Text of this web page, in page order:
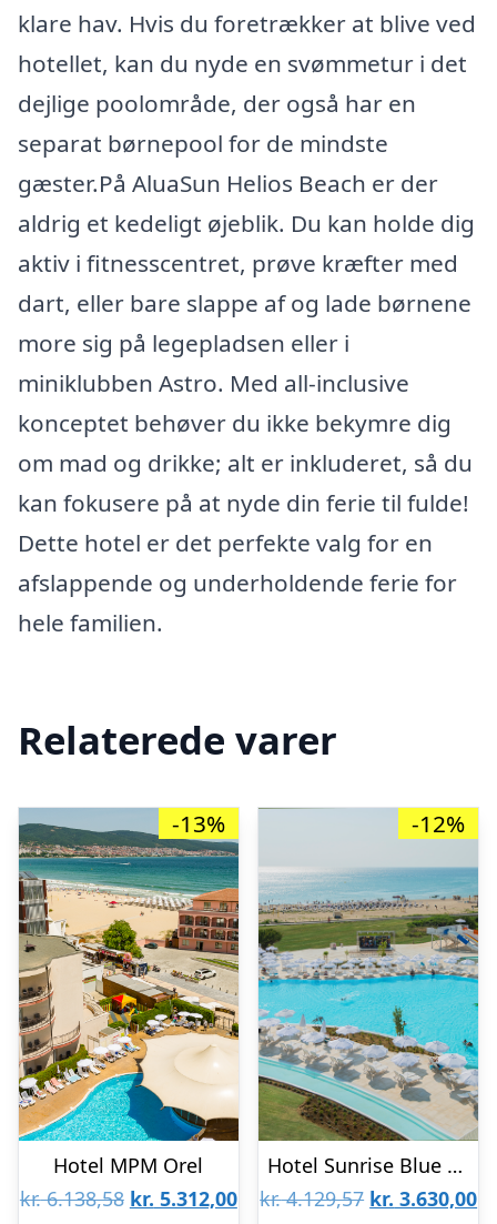
klare hav. Hvis du foretrækker at blive ved
hotellet, kan du nyde en svømmetur i det
dejlige poolområde, der også har en
separat børnepool for de mindste
gæster.På AluaSun Helios Beach er der
aldrig et kedeligt øjeblik. Du kan holde dig
aktiv i fitnesscentret, prøve kræfter med
dart, eller bare slappe af og lade børnene
more sig på legepladsen eller i
miniklubben Astro. Med all-inclusive
konceptet behøver du ikke bekymre dig
om mad og drikke; alt er inkluderet, så du
kan fokusere på at nyde din ferie til fulde!
Dette hotel er det perfekte valg for en
afslappende og underholdende ferie for
hele familien.
Relaterede varer
-13%
Hotel MPM Orel
kr.6.138,58 Den
kr. 5.312,00Den
-12%
Hotel Sunrise Blue Magic Resort
kr.4.129,57 Den
kr. 3.630,00